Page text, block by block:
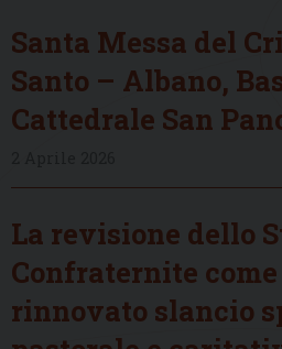
Santa Messa del
Santo – Albano,
Cattedrale San
La revisione dello
Confraternite
rinnovato slancio